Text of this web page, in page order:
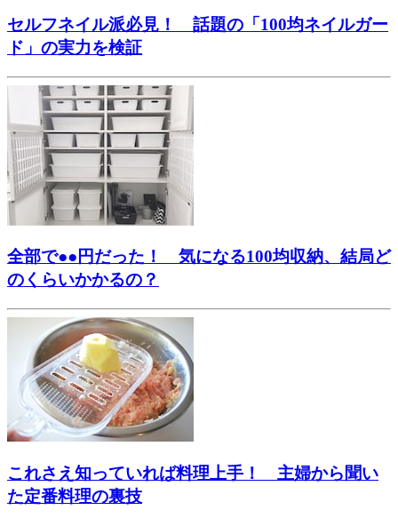
セルフネイル派必見！ 話題の「100均ネイルガー
ド」の実力を検証
全部で●●円だった！ 気になる100均収納、結局ど
のくらいかかるの？
これさえ知っていれば料理上手！ 主婦から聞い
た定番料理の裏技